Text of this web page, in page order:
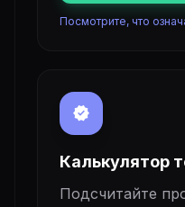
Посмотрите, что
verified
Калькулятор
Подсчитайте